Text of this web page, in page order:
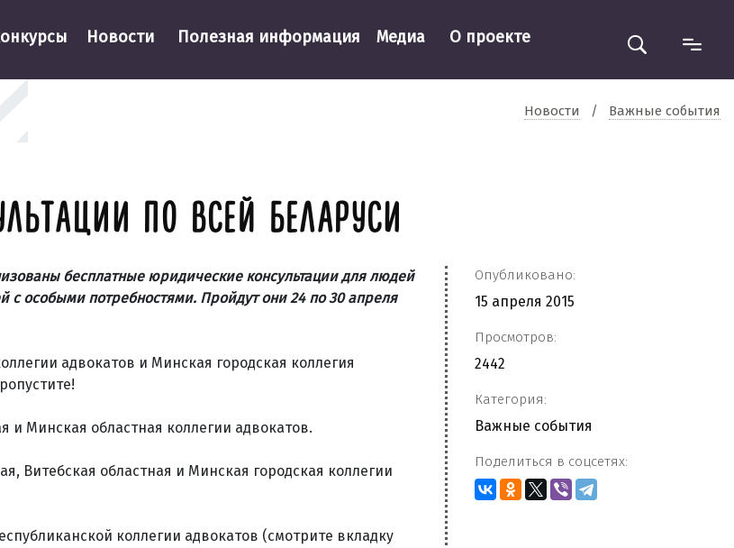
Новости Полезная информация Медиа О проекте
Новости / Важные события
ПО ВСЕЙ БЕЛАРУСИ
бесплатные юридические консультации для людей
с особыми потребностями. Пройдут они 24 по 30 апреля
адвокатов и Минская городская коллегия
и Минская областная коллегии адвокатов.
Витебская областная и Минская городская коллегии
коллегии адвокатов (смотрите вкладку
Опубликовано:
15 апреля 2015
Просмотров:
2442
Категория:
Важные события
Поделиться в соцсетях: